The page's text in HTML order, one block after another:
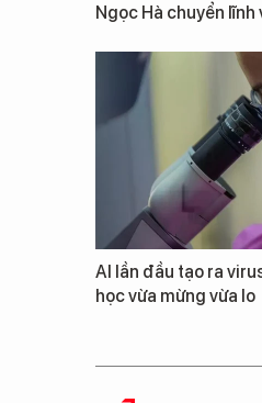
Ngọc Hà chuyển
AI lần đầu tạo ra
học vừa mừng vừa lo